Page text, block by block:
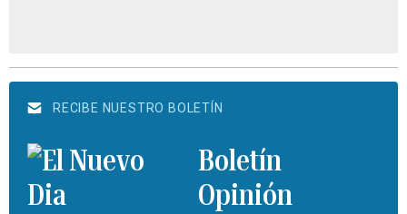
RECIBE NUESTRO BOLETÍN
Boletín
Opinión